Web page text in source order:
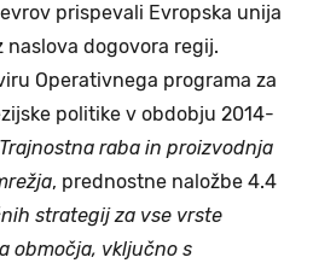
prispevali Evropska unija
naslova dogovora regij.
Operativnega programa za
politike v obdobju 2014-
Trajnostna raba in proizvodnja
, prednostne naložbe 4.4
strategij za vse vrste
območja, vključno s